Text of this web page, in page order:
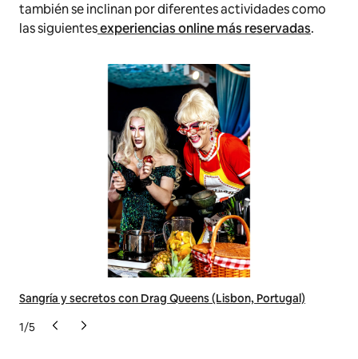
también se inclinan por diferentes actividades como
las siguientesexperiencias online más reservadas.
Sangría y secretos con Drag Queens (Lisbon, Portugal)
1/5